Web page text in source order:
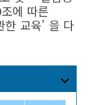
에 따른
한 교육’ 을 다